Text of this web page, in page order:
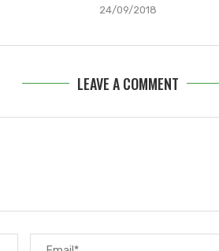
24/09/2018
LEAVE A COMMENT